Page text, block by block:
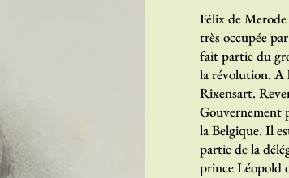
Félix de
très occupée
fait partie du
la révolution. A
Rixensart.
Gouvernement
la Belgique. Il
partie de la
prince Léopold